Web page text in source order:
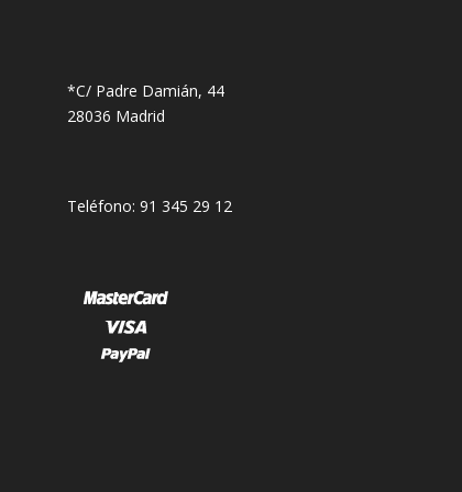
*C/ Padre Damián, 44
28036 Madrid
Teléfono: 91 345 29 12